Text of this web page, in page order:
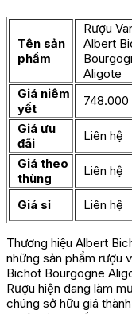
Tên sản
phẩm
Rượu
Albert
Aligote
Giá niêm
yết
748.000
Giá ưu
đãi
Liên hệ
Giá theo
thùng
Liên hệ
Giá sỉ Liên hệ
Thương hiệu Albert
những sản phẩm rượu
Bichot Bourgogne
Rượu hiện đang làm
chúng sở hữu giá